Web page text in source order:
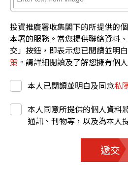
投資推廣署收集閣下的所提供的
本署的服務。當您提供聯絡資料
交」按鈕，即表示您已閱讀並明
策 。請詳細閱讀及了解您擁有個
本人已閱讀並明白及同意私
本人同意所提供的個人資料
通訊、刊物等，以及為本人
遞交